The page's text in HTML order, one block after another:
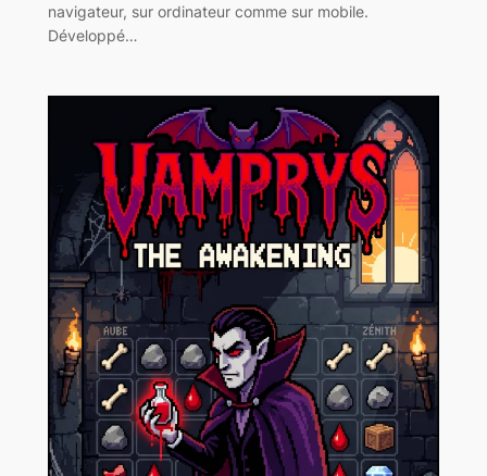
navigateur, sur ordinateur comme sur mobile.
Développé…